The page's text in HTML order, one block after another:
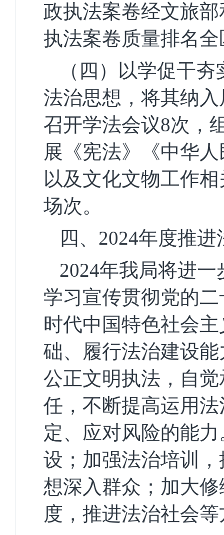
政执法案卷经文旅
执法案卷质量排名
（四）以学促干
法治思想，将其纳
召开学法会议8次，
展《宪法》《中华
以及文化文物工作
场次。
四、 2024年度推进
2024年我局将进一
学习宣传贯彻党的
时代中国特色社会
础、履行法治建设能
公正文明执法，自
任，不断提高运用
定、应对风险的能
设；加强法治培训
想深入群众；加大
度，推进法治社会